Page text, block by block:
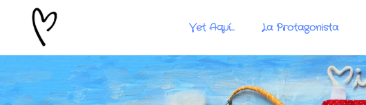
Vet Aquí… La Protagonista